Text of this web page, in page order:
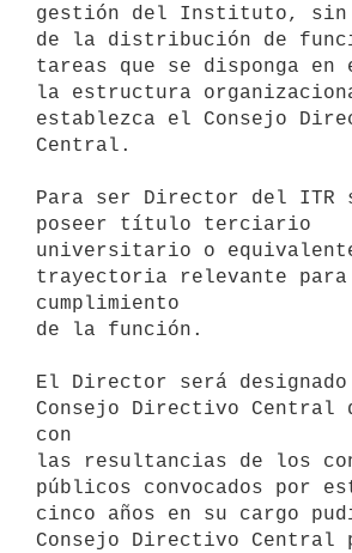
gestión del Instituto,
de la distribución de
tareas que se disponga en
la estructura
establezca el Consejo
Central.
Para ser Director del ITR
poseer título terciario
universitario o
trayectoria relevante
cumplimiento
de la función.
El Director será
Consejo Directivo Central
con
las resultancias de los
públicos convocados por
cinco años en su cargo
Consejo Directivo Central